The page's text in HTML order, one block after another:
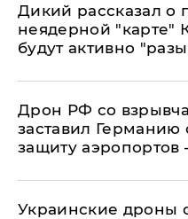
Дикий рассказал о
неядерной "карте"
будут активно
​Дрон РФ со
заставил Германию
защиту аэропортов
Украинские дроны